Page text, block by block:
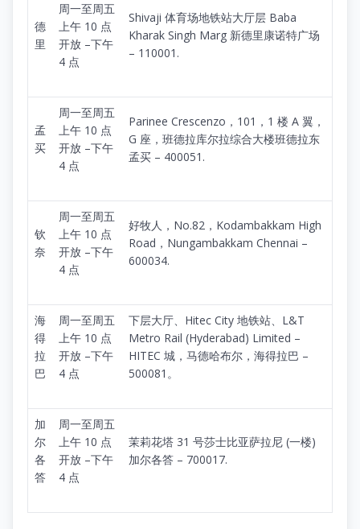
德
里
周一至周五
上午 10 点
开放 –下午
4 点
Shivaji 体育场地铁站大厅层 Baba
Kharak Singh Marg 新德里康诺特广场
– 110001.
孟
买
周一至周五
上午 10 点
开放 –下午
4 点
Parinee Crescenzo，101，1 楼 A 翼，
G 座，班德拉库尔拉综合大楼班德拉东
孟买 – 400051.
钦
奈
周一至周五
上午 10 点
开放 –下午
4 点
好牧人，No.82，Kodambakkam High
Road，Nungambakkam Chennai –
600034.
海
得
拉
巴
周一至周五
上午 10 点
开放 –下午
4 点
下层大厅、Hitec City 地铁站、L&T
Metro Rail (Hyderabad) Limited –
HITEC 城，马德哈布尔，海得拉巴 –
500081。
加
尔
各
答
周一至周五
上午 10 点
开放 –下午
4 点
茉莉花塔 31 号莎士比亚萨拉尼 (一楼)
加尔各答 – 700017.